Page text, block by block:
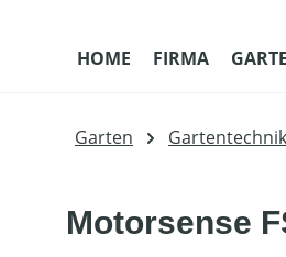
HOME FIRMA
Garten Gartentechnik
Motorsense